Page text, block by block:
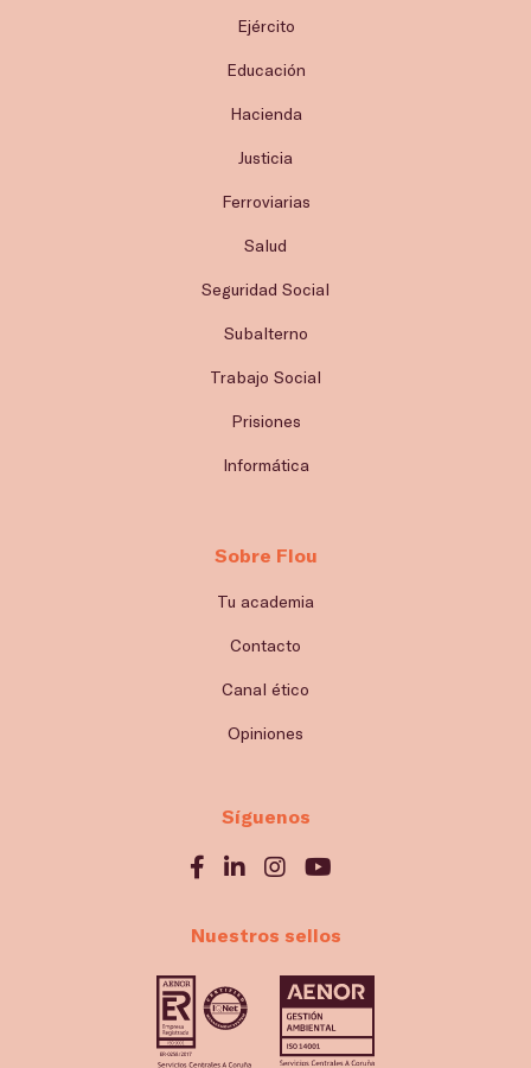
Ejército
Educación
Hacienda
Justicia
Ferroviarias
Salud
Seguridad Social
Subalterno
Trabajo Social
Prisiones
Informática
Sobre Flou
Tu academia
Contacto
Canal ético
Opiniones
Síguenos
Nuestros sellos